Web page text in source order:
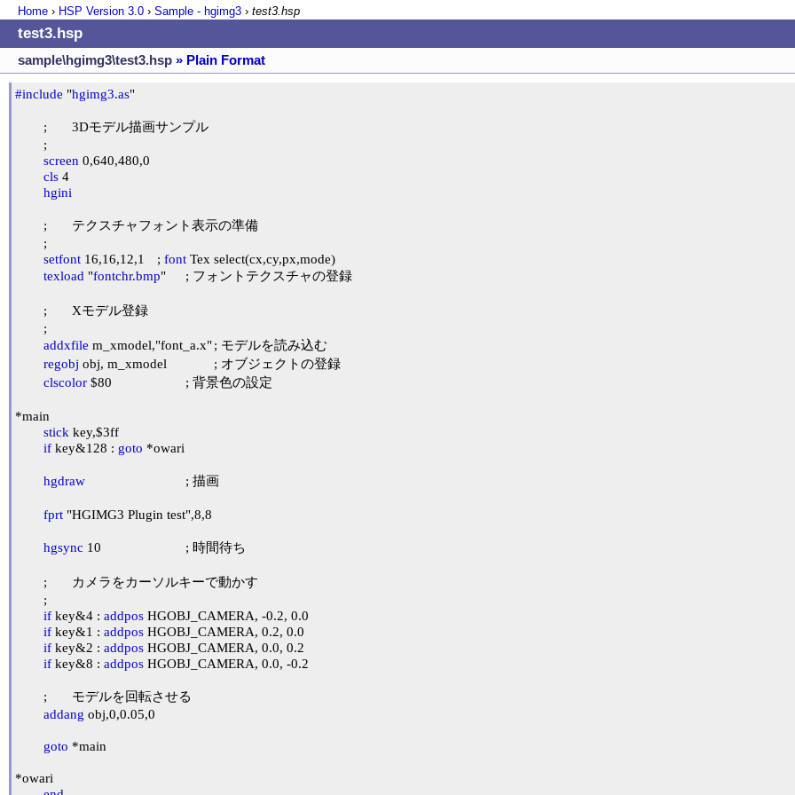
Home › HSP Version 3.0 › Sample - hgimg3 › test3.hsp
test3.hsp
sample\hgimg3\test3.hsp » Plain Format
#include "hgimg3.as"
screen 0,640,480,0
cls 4
hgini
setfont
16,16,12,1	; font Tex select(cx,cy,px,mode)
texload "fontchr.bmp"	; フォントテクスチャの登録
addxfile m_xmodel,"font_a.x"	; モデルを読み込む
regobj obj, m_xmodel		; オブジェクトの登録
clscolor $80			; 背景色の設定
*main
stick key,$3ff
if key&128 : goto *owari
hgdraw
fprt "HGIMG3 Plugin test",8,8
hgsync 10			; 時間待ち
if key&4 : addpos HGOBJ_CAMERA, -0.2, 0.0
if key&1 : addpos HGOBJ_CAMERA, 0.2, 0.0
if key&2 : addpos HGOBJ_CAMERA, 0.0, 0.2
if key&8 : addpos HGOBJ_CAMERA, 0.0, -0.2
addang obj,0,0.05,0
goto *main
*owari